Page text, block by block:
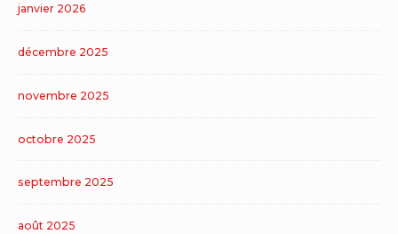
janvier 2026
décembre 2025
novembre 2025
octobre 2025
septembre 2025
août 2025